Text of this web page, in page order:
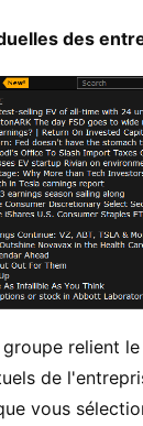
des
relient
de
vous